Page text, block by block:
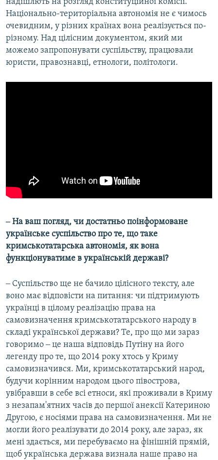
надішлють на розгляд конституційної комісії.
Національно-територіальна автономія не є чимось
очевидним, у різних країнах вона реалізується по-
різному. Над цілісним документом, який ми
можемо запропонувати суспільству, працювали
юристи, правознавці, етнологи, політологи.
‒ На ваш погляд, чи достатньо поінформоване
українське суспільство про те, що таке
кримськотатарська автономія, як вона
функціонуватиме в українській державі?
‒ Суспільство ще не бачило цілісного тексту, але
воно має відповісти на питання: чи підтримують
українці в цілому реалізацію права на
самовизначення кримськотатарського народу в
складі української держави? Те, про що ми зараз
говоримо ‒ це наша відповідь Путіну на його
легенду про те, що 2014 року хтось у Криму
самовизначився. Ми, кримськотатарський народ,
будучи корінним народом цього півострова,
увібравши в себе всі етноси, які проживали в Криму
з незапам'ятних часів до першої анексії Катериною
Другою, є носіями права на самовизначення. Ми не
могли його реалізувати до 2014 року, але зараз, як
мені здається, ми перебуваємо на фінішній прямій,
щоб українська держава визнала наше право на